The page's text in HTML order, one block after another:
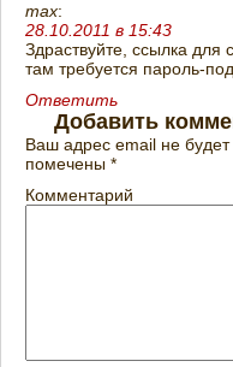
max:
28.10.2011 в 15:43
Здраствуйте, ссылка для
там требуется пароль-
Ответить
Добавить
Ваш адрес email не будет
помечены *
Комментарий